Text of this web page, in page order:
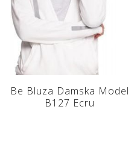
Be Bluza Damska Model
B127 Ecru